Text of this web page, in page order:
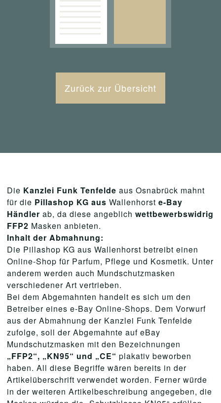
Zurück zur Übersicht
Die Kanzlei Funk Tenfelde aus Osnabrück mahnt
für die Pillashop KG aus Wallenhorst e-Bay
Händler ab, da diese angeblich wettbewerbswidrig
FFP2 Masken anbieten.
Inhalt der Abmahnung:
Die Pillashop KG aus Wallenhorst betreibt einen
Online-Shop für Parfum, Pflege und Kosmetik. Unter
anderem werden auch Mundschutzmasken
verschiedener Art vertrieben.
Bei dem Abgemahnten handelt es sich um den
Betreiber eines e-Bay Online-Shops. Dem Vorwurf
aus der Abmahnung der Kanzlei Funk Tenfelde
zufolge, soll der Abgemahnte auf eBay
Mundschutzmasken mit den Bezeichnungen
„FFP2“, „KN95“ und „CE“ plakativ beworben
haben. All diese Begriffe wären bereits in der
Artikelüberschrift verwendet worden. Ferner würde
in der weiteren Artikelbeschreibung angegeben, die